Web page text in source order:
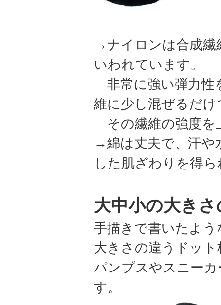
→ナイロンは合成繊
いわれています。
非常に強い弾力性
維に少し混ぜるだけ
その繊維の強度を
→綿は丈夫で、汗や
した肌ざわりを得
大中小の大き
手描きで書いたよ
大きさの違うドッ
パンプスやスニー
す。